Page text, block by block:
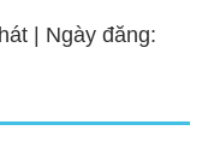
| Ngày đăng: